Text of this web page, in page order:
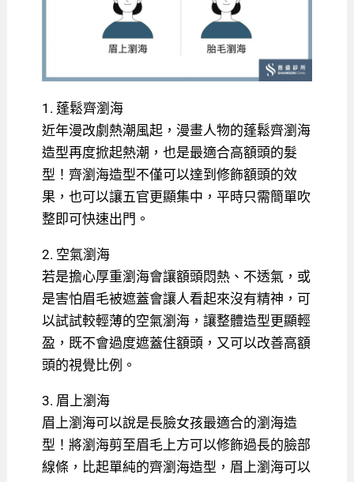
1. 蓬鬆齊瀏海
近年漫改劇熱潮風起，漫畫人物的蓬鬆齊瀏海
造型再度掀起熱潮，也是最適合高額頭的髮
型！齊瀏海造型不僅可以達到修飾額頭的效
果，也可以讓五官更顯集中，平時只需簡單吹
整即可快速出門。
2. 空氣瀏海
若是擔心厚重瀏海會讓額頭悶熱、不透氣，或
是害怕眉毛被遮蓋會讓人看起來沒有精神，可
以試試較輕薄的空氣瀏海，讓整體造型更顯輕
盈，既不會過度遮蓋住額頭，又可以改善高額
頭的視覺比例。
3. 眉上瀏海
眉上瀏海可以說是長臉女孩最適合的瀏海造
型！將瀏海剪至眉毛上方可以修飾過長的臉部
線條，比起單純的齊瀏海造型，眉上瀏海可以